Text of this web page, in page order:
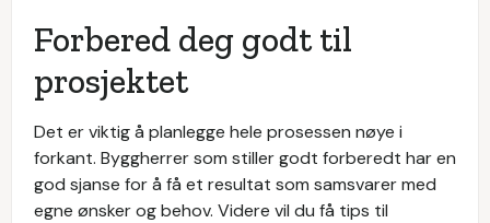
Forbered deg godt til
prosjektet
Det er viktig å planlegge hele prosessen nøye i
forkant. Byggherrer som stiller godt forberedt har en
god sjanse for å få et resultat som samsvarer med
egne ønsker og behov. Videre vil du få tips til